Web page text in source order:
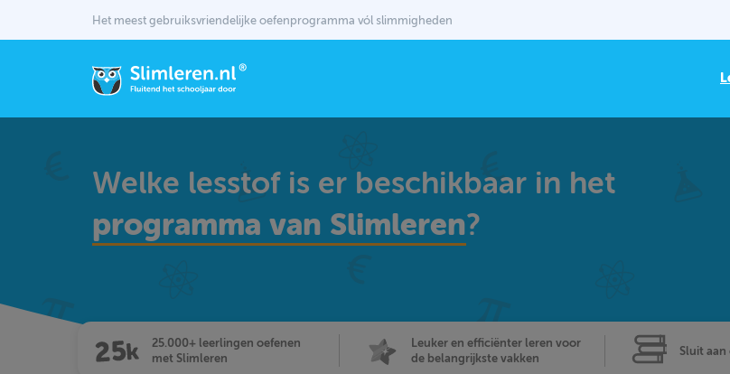
Het meest gebruiksvriendelijke oefenprogramma vól slimmigheden
Welke lesstof is er beschikbaar in het
programma van Slimleren?
25.000+ leerlingen oefenen
met Slimleren
Leuker en efficiënter leren voor
de belangrijkste vakken
Sluit aan